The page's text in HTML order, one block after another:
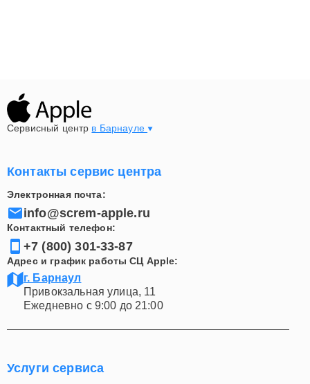
Сервисный центр в Барнауле
Контакты сервис центра
Электронная почта:
info@screm-apple.ru
Контактный телефон:
+7 (800) 301-33-87
Адрес и график работы СЦ Apple:
г. Барнаул
Привокзальная улица, 11
Ежедневно с 9:00 до 21:00
Услуги сервиса